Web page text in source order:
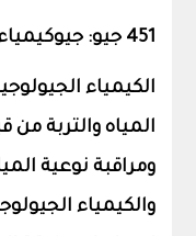
451 جيو: جيوكيمياء 2(1+0+
الكيمياء
المياه والتربة
ومراقبة نوعية
والكيمياء